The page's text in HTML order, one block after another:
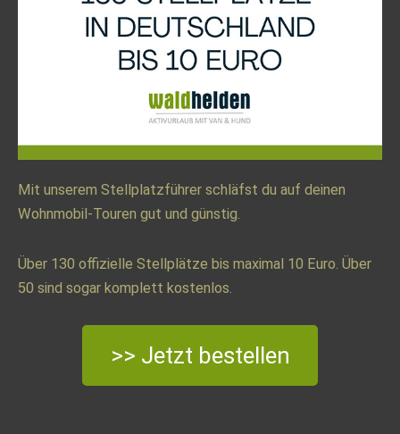
Mit unserem Stellplatzführer schläfst du auf deinen
Wohnmobil-Touren gut und günstig.
Über 130 offizielle Stellplätze bis maximal 10 Euro. Über
50 sind sogar komplett kostenlos.
>> Jetzt bestellen